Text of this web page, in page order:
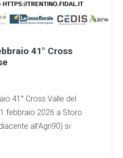
41° Cross
41° Cross Valle del
febbraio 2026 a Storo
all’Agri90) si